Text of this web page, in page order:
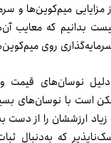
مزایایی میم‌کوین‌ها و
بدانیم که معایب
روی
نوسان‌های قیمت
است با نوسان‌های
ارزششان را از دست
که به‌دنبال